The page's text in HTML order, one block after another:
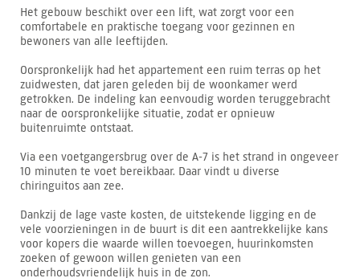
Het gebouw beschikt over een lift, wat zorgt voor een
comfortabele en praktische toegang voor gezinnen en
bewoners van alle leeftijden.
Oorspronkelijk had het appartement een ruim terras op het
zuidwesten, dat jaren geleden bij de woonkamer werd
getrokken. De indeling kan eenvoudig worden teruggebracht
naar de oorspronkelijke situatie, zodat er opnieuw
buitenruimte ontstaat.
Via een voetgangersbrug over de A-7 is het strand in ongeveer
10 minuten te voet bereikbaar. Daar vindt u diverse
chiringuitos aan zee.
Dankzij de lage vaste kosten, de uitstekende ligging en de
vele voorzieningen in de buurt is dit een aantrekkelijke kans
voor kopers die waarde willen toevoegen, huurinkomsten
zoeken of gewoon willen genieten van een
onderhoudsvriendelijk huis in de zon.